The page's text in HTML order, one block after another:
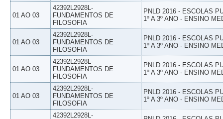
01 AO 03
42392L2928L-
FUNDAMENTOS DE
FILOSOFIA
PNLD 2016 - ESCOLAS
1º A 3º ANO - ENSINO
01 AO 03
42392L2928L-
FUNDAMENTOS DE
FILOSOFIA
PNLD 2016 - ESCOLAS
1º A 3º ANO - ENSINO
01 AO 03
42392L2928L-
FUNDAMENTOS DE
FILOSOFIA
PNLD 2016 - ESCOLAS
1º A 3º ANO - ENSINO
01 AO 03
42392L2928L-
FUNDAMENTOS DE
FILOSOFIA
PNLD 2016 - ESCOLAS
1º A 3º ANO - ENSINO
42392L2928L-